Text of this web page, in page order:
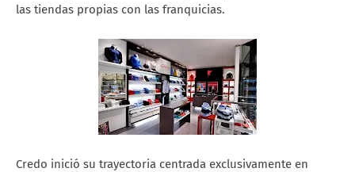
las tiendas propias con las franquicias.
Credo inició su trayectoria centrada exclusivamente en